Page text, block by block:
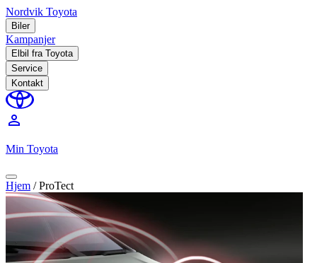
Nordvik Toyota
Biler
Kampanjer
Elbil fra Toyota
Service
Kontakt
perm_identity
Min Toyota
Hjem /ProTect